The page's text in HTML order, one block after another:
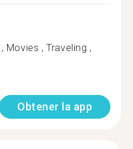
Movies , Traveling ,
Obtener la app